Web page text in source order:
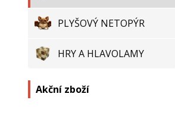
PLYŠOVÝ NETOPÝR
HRY A HLAVOLAMY
Akční zboží